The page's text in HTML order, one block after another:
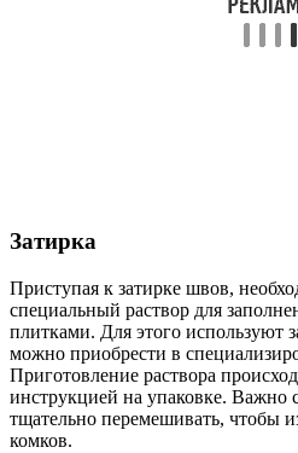
Затирка
Приступая к затирке швов,
специальный раствор для
плитками. Для этого используют
можно приобрести в
Приготовление раствора
инструкцией на упаковке. Важно
тщательно перемешивать, чтобы
комков.